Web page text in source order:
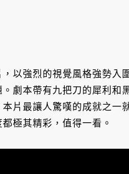
以強烈的視覺風格強勢入
劇本帶有九把刀的犀利和
片最讓人驚嘆的成就之一
極其精彩，值得一看。